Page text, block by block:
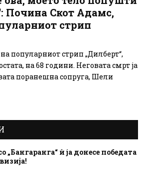
Почина Скот Адамс,
стрип
популарниот стрип „Дилберт“,
на 68 години. Неговата смрт ја
поранешна сопруга, Шели
„Бангаранга“ ѝ ја донесе победата